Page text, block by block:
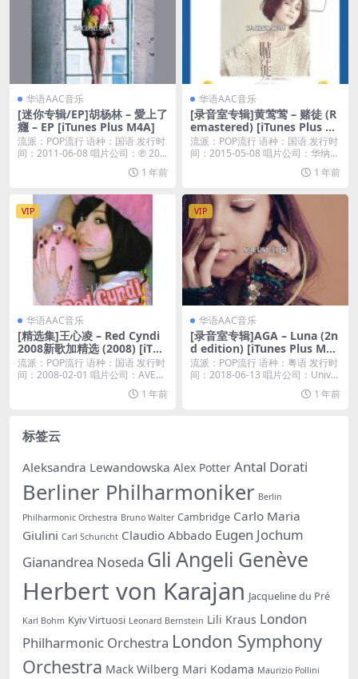
华语AAC音乐
[迷你专辑/EP]胡杨林 – 愛上了
癮 – EP [iTunes Plus M4A]
流派：POP流行 语种：国语 发行时
间：2011-06-08 唱片公司：℗ 20...
1 年前
华语AAC音乐
[录音室专辑]黄莺莺 – 赌徒 (R
emastered) [iTunes Plus M
4A]
流派：POP流行 语种：国语 发行时
间：2015-05-08 唱片公司：华纳唱
1 年前
VIP
华语AAC音乐
[精选集]王心凌 – Red Cyndi
2008新歌加精选 (2008) [iTun
es Plus M4A]
流派：POP流行 语种：国语 发行时
间：2008-02-01 唱片公司：AVE
1 年前
VIP
华语AAC音乐
[录音室专辑]AGA – Luna (2n
d edition) [iTunes Plus M4
A]
流派：POP流行 语种：粤语 发行时
间：2018-06-13 唱片公司：Univ...
1 年前
标签云
Aleksandra Lewandowska Alex Potter Antal Dorati
Berliner Philharmoniker Berlin
Philharmonic Orchestra Bruno Walter Cambridge Carlo Maria
Giulini Carl Schuricht Claudio Abbado Eugen Jochum
Gianandrea Noseda Gli Angeli Genève
Herbert von Karajan Jacqueline du Pré
Karl Bohm Kyiv Virtuosi Leonard Bernstein Lili Kraus London
Philharmonic Orchestra London Symphony
Orchestra Mack Wilberg Mari Kodama Maurizio Pollini